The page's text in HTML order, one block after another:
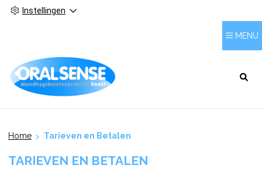
Instellingen
MENU
Home Tarieven en Betalen
TARIEVEN EN BETALEN